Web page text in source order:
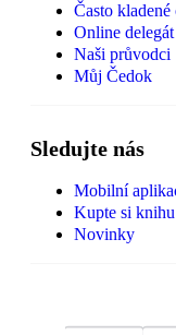
Často kladené
Online delegát
Naši průvodci
Můj Čedok
Sledujte nás
Mobilní
Kupte si
Novinky